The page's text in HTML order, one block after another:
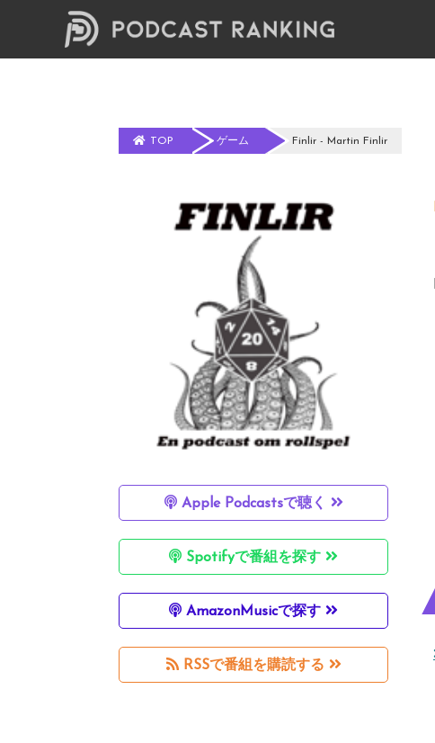
TOP ゲーム Finlir - Martin Finlir
Apple Podcastsで聴く
Spotifyで番組を探す
AmazonMusicで探す
RSSで番組を購読する